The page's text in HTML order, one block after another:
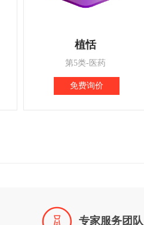
植恬
第5类-医药
免费询价
专家服务团队